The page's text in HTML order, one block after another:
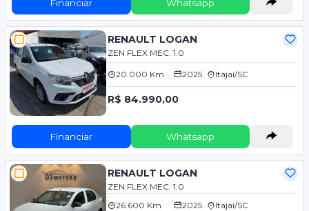
Financiar Whatsapp
RENAULT LOGAN
ZEN FLEX MEC. 1.0
20.000 Km 2025 Itajaí/SC
R$ 84.990,00
Financiar Whatsapp
RENAULT LOGAN
ZEN FLEX MEC. 1.0
26.600 Km
2025 Itajaí/SC